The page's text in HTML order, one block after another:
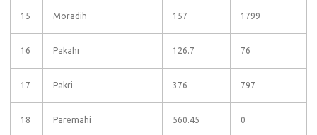
15 Moradih 157 1799
16 Pakahi 126.7 76
17 Pakri 376 797
18 Paremahi 560.45 0